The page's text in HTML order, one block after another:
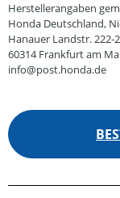
Herstellerangaben
Honda Deutschland,
Hanauer Landstr. 222-
60314 Frankfurt am
info@post.honda.de